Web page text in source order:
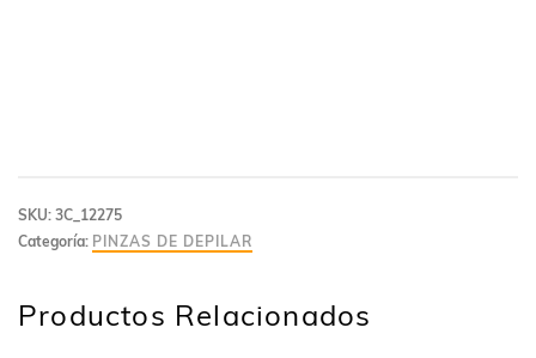
SKU: 3C_12275
Categoría: PINZAS DE DEPILAR
Productos Relacionados